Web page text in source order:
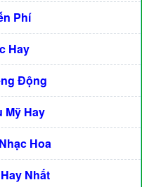
Phí
Hay
Động
Mỹ Hay
Hoa
Nhất